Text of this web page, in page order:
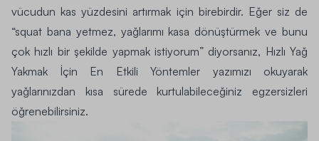
vücudun kas yüzdesini artırmak için birebirdir. Eğer siz de
“squat bana yetmez, yağlarımı kasa dönüştürmek ve bunu
çok hızlı bir şekilde yapmak istiyorum” diyorsanız, Hızlı Yağ
Yakmak İçin En Etkili Yöntemler yazımızı okuyarak
yağlarınızdan kısa sürede kurtulabileceğiniz egzersizleri
öğrenebilirsiniz.